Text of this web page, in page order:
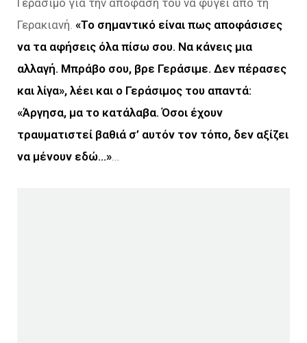
Γεράσιμο για την απόφαση του να φύγει από τη
Γερακιανή. «Το σημαντικό είναι πως αποφάσισες
να τα αφήσεις όλα πίσω σου. Να κάνεις μια
αλλαγή. Μπράβο σου, βρε Γεράσιμε. Δεν πέρασες
και λίγα», λέει και ο Γεράσιμος του απαντά:
«Άργησα, μα το κατάλαβα. Όσοι έχουν
τραυματιστεί βαθιά σ’ αυτόν τον τόπο, δεν αξίζει
να μένουν εδώ…»…